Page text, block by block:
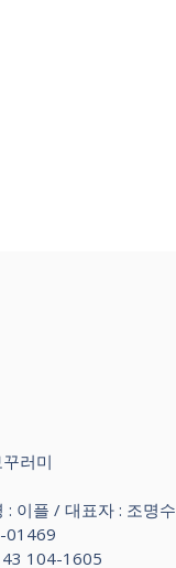
러미
이플 / 대표자 : 조명수
01469
43 104-1605